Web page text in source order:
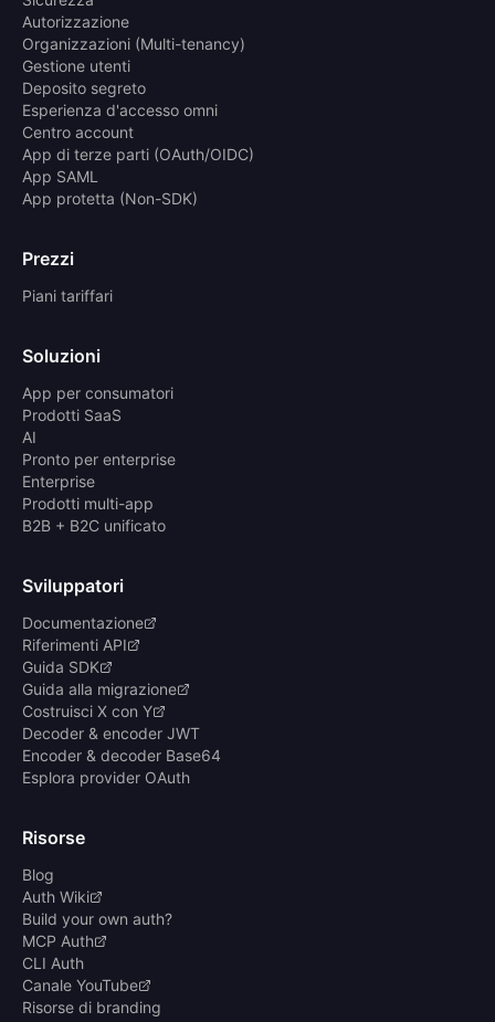
Autorizzazione
Organizzazioni (Multi-tenancy)
Gestione utenti
Deposito segreto
Esperienza d'accesso omni
Centro account
App di terze parti (OAuth/OIDC)
App SAML
App protetta (Non-SDK)
Prezzi
Piani tariffari
Soluzioni
App per consumatori
Prodotti SaaS
AI
Pronto per enterprise
Enterprise
Prodotti multi-app
B2B + B2C unificato
Sviluppatori
Documentazione
Riferimenti API
Guida SDK
Guida alla migrazione
Costruisci X con Y
Decoder & encoder JWT
Encoder & decoder Base64
Esplora provider OAuth
Risorse
Blog
Auth Wiki
Build your own auth?
MCP Auth
CLI Auth
Canale YouTube
Risorse di branding